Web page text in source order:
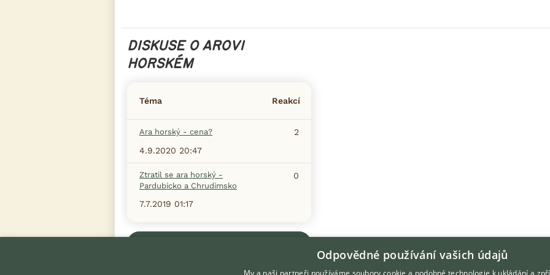
DISKUSE O AROVI
HORSKÉM
Téma Reakcí
Ara horský - cena?
2
4.9.2020 20:47
Ztratil se ara horský -
Pardubicko a Chrudimsko
0
7.7.2019 01:17
Odpovědné používání vašich údajů
My a naši partneři používáme soubory cookie a podobné technologie k ukládání a